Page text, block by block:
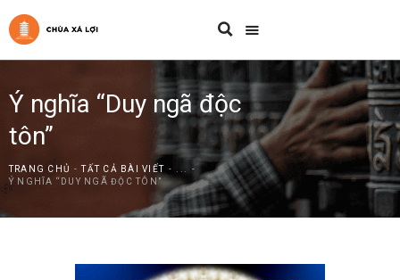
Ý nghĩa “Duy ngã độc
tôn”
TRANG CHỦ TẤT CẢ BÀI VIẾT
...
Ý NGHĨA “DUY NGÃ ĐỘC TÔN”